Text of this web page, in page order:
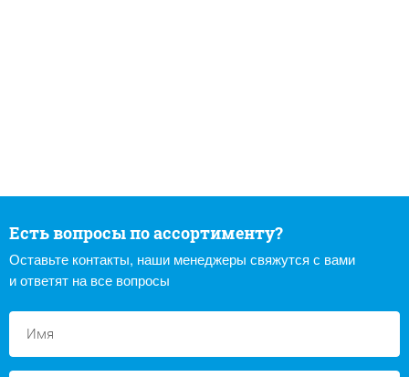
Есть вопросы по ассортименту?
Оставьте контакты, наши менеджеры свяжутся с вами
и ответят на все вопросы